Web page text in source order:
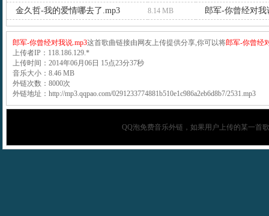
金久哲-我的爱情哪去了.mp3
8.14 MB 郎军-你曾经对我
郎军-你曾经对我说.mp3这首歌曲链接由网友上传提供分享,你可以将郎军-你曾经
上传者IP：118.186.129.*
上传时间：2014年06月06日 15点23分37秒
音乐大小：8.46 MB
外链次数：8000次
外链地址：http://mp3.qqpao.com/0291233774881b510e1c986a2eb6d8b7/2531.mp3
QQ泡免费音乐外链，如果用户上传的某一首